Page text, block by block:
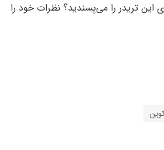
این تریدر را می‌پسندید؟ نظرات خود را